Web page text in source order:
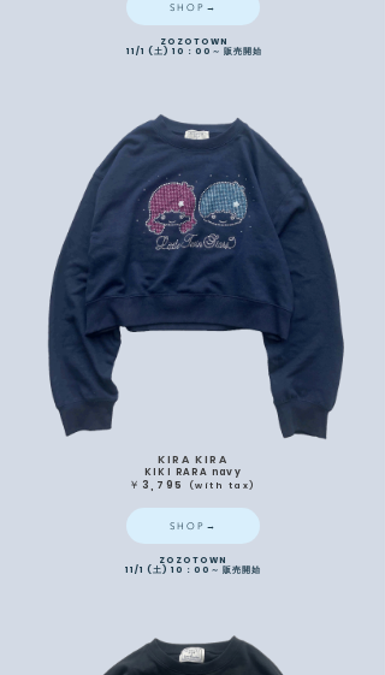
SHOP→
ZOZOTOWN
11/1 (土) 10：00～ 販売開始
KIRA KIRA
KIKI RARA navy
￥3,795 (with tax)
SHOP→
ZOZOTOWN
11/1 (土) 10：00～ 販売開始